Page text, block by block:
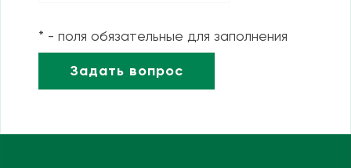
* - поля обязательные для заполнения